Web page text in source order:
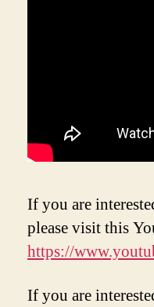
If you are
please visit this
https://
If you are